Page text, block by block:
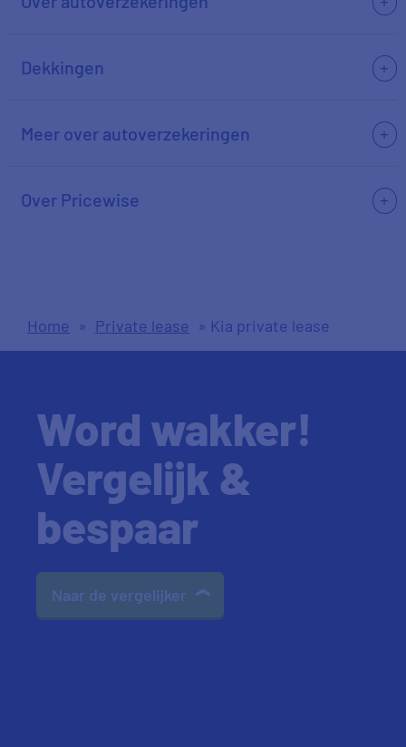
Dekkingen
Meer over autoverzekeringen
Over Pricewise
Home » Private lease » Kia private lease
Word wakker!
Vergelijk &
bespaar
Naar de vergelijker